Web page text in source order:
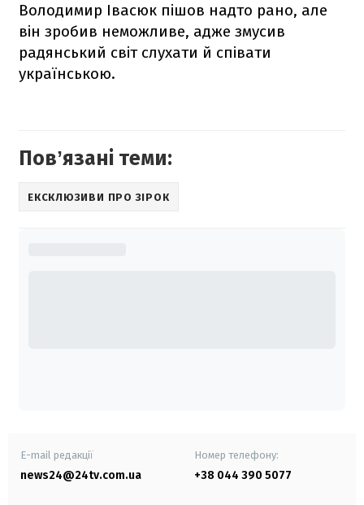
Володимир Івасюк пішов надто рано, але
він зробив неможливе, адже змусив
радянський світ слухати й співати
українською.
Повʼязані теми:
ЕКСКЛЮЗИВИ ПРО ЗІРОК
E-mail редакції
news24@24tv.com.ua
Номер телефону:
+38 044 390 5077